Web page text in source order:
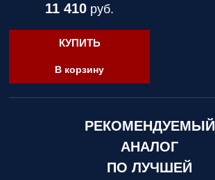
11 410 руб.
КУПИТЬ
В корзину
РЕКОМЕНДУЕМЫЙ
АНАЛОГ
ПО ЛУЧШЕЙ